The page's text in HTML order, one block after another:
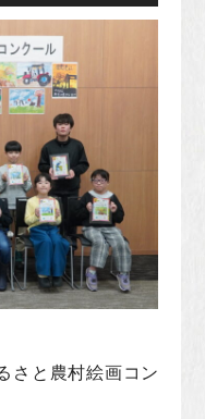
さと農村絵画コン